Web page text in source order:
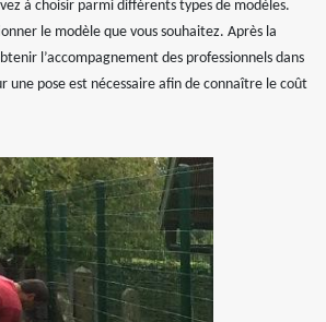
à choisir parmi différents types de modèles.
le modèle que vous souhaitez. Après la
l’accompagnement des professionnels dans
une pose est nécessaire afin de connaître le coût